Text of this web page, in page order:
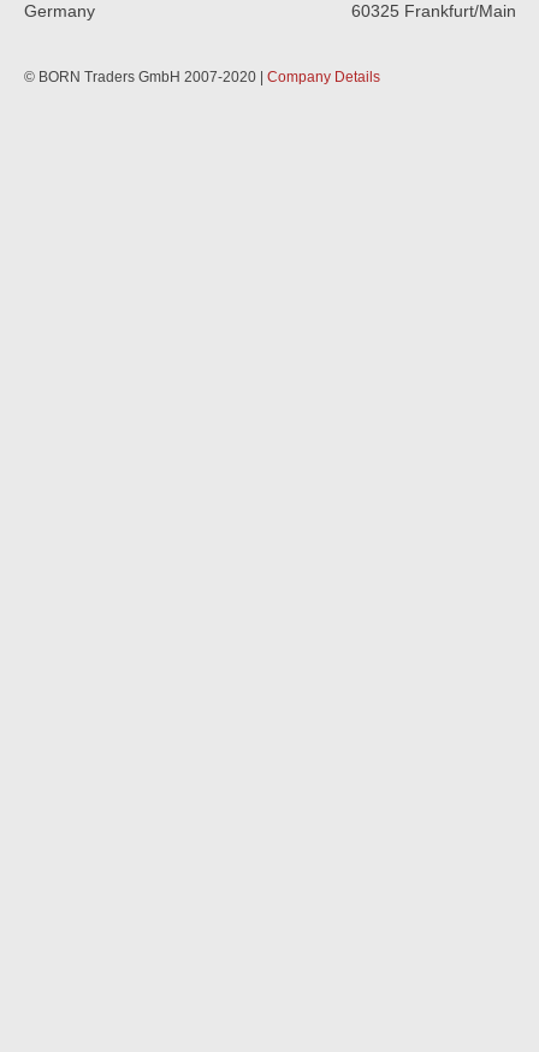
Germany
60325 Frankfurt/Main
© BORN Traders GmbH 2007-2020 | Company Details